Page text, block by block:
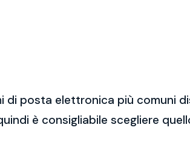
di posta elettronica più comuni
è consigliabile scegliere